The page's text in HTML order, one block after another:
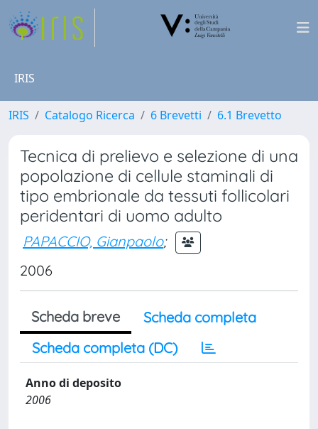
IRIS
IRIS Catalogo Ricerca 6 Brevetti 6.1 Brevetto
Tecnica di prelievo e selezione di una
popolazione di cellule staminali di
tipo embrionale da tessuti follicolari
peridentari di uomo adulto
PAPACCIO, Gianpaolo;
2006
Scheda breve
Scheda completa
Scheda completa (DC)
Anno di deposito
2006